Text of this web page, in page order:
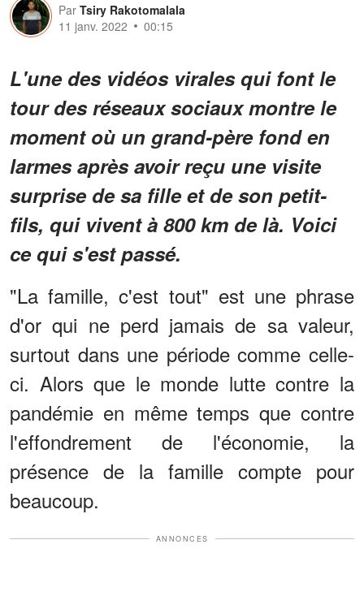
Par Tsiry Rakotomalala
11 janv. 2022
00:15
L'une des vidéos virales qui font le
tour des réseaux sociaux montre le
moment où un grand-père fond en
larmes après avoir reçu une visite
surprise de sa fille et de son petit-
fils, qui vivent à 800 km de là. Voici
ce qui s'est passé.
"La famille, c'est tout" est une phrase
d'or qui ne perd jamais de sa valeur,
surtout dans une période comme celle-
ci. Alors que le monde lutte contre la
pandémie en même temps que contre
l'effondrement de l'économie, la
présence de la famille compte pour
beaucoup.
ANNONCES